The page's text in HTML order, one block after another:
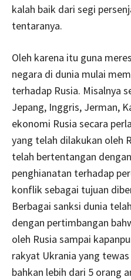
kalah baik dari segi
tentaranya.
Oleh karena itu guna
negara di dunia mulai
terhadap Rusia. Misalnya
Jepang, Inggris, Jerman,
ekonomi Rusia secara
yang telah dilakukan oleh
telah bertentangan
penghianatan terhadap
konflik sebagai tujuan
Berbagai sanksi dunia
dengan pertimbangan
oleh Rusia sampai
rakyat Ukrania yang
bahkan lebih dari 5 orang